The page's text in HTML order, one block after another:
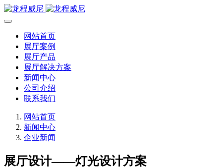
网站首页
展厅案例
展厅产品
展厅解决方案
新闻中心
公司介绍
联系我们
网站首页
新闻中心
企业新闻
展厅设计——灯光设计方案